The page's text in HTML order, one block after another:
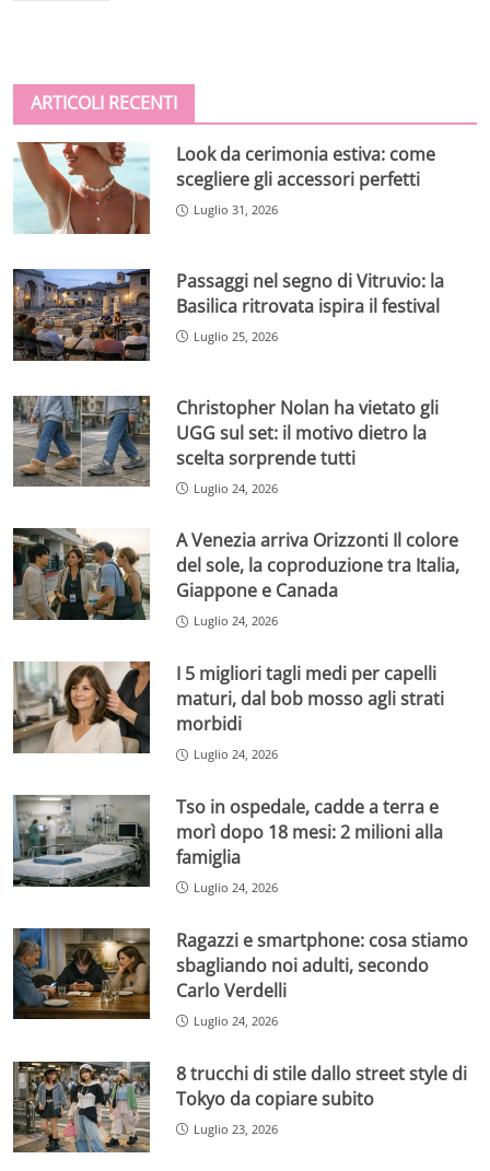
ARTICOLI RECENTI
Look da cerimonia estiva: come
scegliere gli accessori perfetti
Luglio 31, 2026
Passaggi nel segno di Vitruvio: la
Basilica ritrovata ispira il festival
Luglio 25, 2026
Christopher Nolan ha vietato gli
UGG sul set: il motivo dietro la
scelta sorprende tutti
Luglio 24, 2026
A Venezia arriva Orizzonti Il colore
del sole, la coproduzione tra Italia,
Giappone e Canada
Luglio 24, 2026
I 5 migliori tagli medi per capelli
maturi, dal bob mosso agli strati
morbidi
Luglio 24, 2026
Tso in ospedale, cadde a terra e
morì dopo 18 mesi: 2 milioni alla
famiglia
Luglio 24, 2026
Ragazzi e smartphone: cosa stiamo
sbagliando noi adulti, secondo
Carlo Verdelli
Luglio 24, 2026
8 trucchi di stile dallo street style di
Tokyo da copiare subito
Luglio 23, 2026